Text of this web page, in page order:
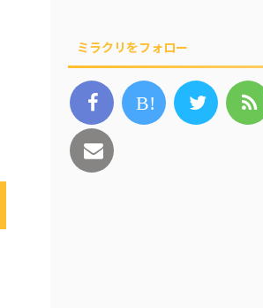
ミラクリをフォロー
B!